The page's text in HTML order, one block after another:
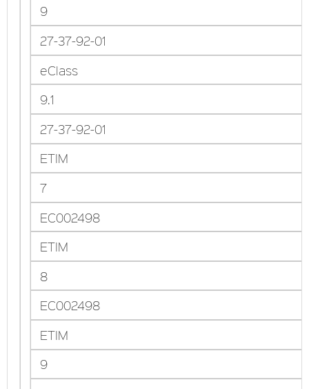
9
27-37-92-01
eClass
9.1
27-37-92-01
ETIM
7
EC002498
ETIM
8
EC002498
ETIM
9